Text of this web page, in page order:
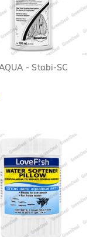
- Stabi-SC